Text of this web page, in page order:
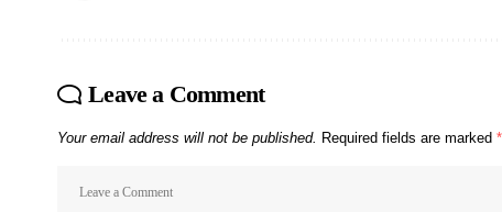
Leave a Comment
Your email address will not be published. Required fields are marked *